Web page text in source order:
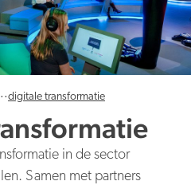
digitale transformatie
in de sector
Samen met partners